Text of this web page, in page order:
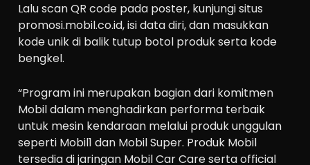
Lalu scan QR code pada poster, kunjungi situs
promosi.mobil.co.id, isi data diri, dan masukkan
kode unik di balik tutup botol produk serta kode
bengkel.
“Program ini merupakan bagian dari komitmen
Mobil dalam menghadirkan performa terbaik
untuk mesin kendaraan melalui produk unggulan
seperti Mobil1 dan Mobil Super. Produk Mobil
tersedia di jaringan Mobil Car Care serta official